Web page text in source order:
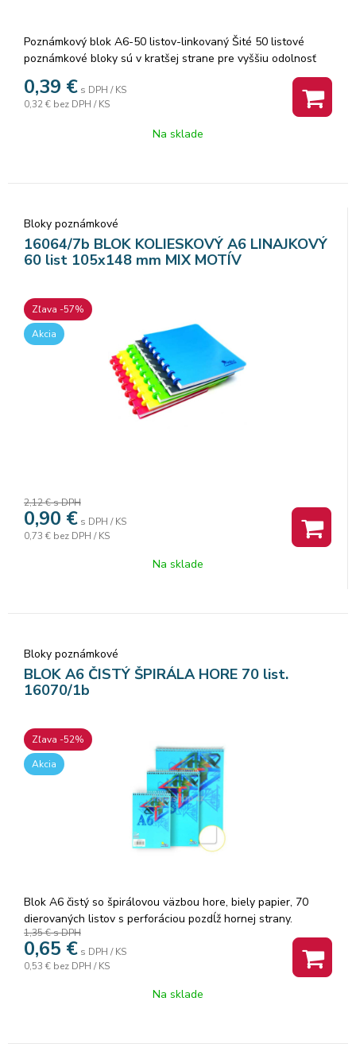
Poznámkový blok A6-50 listov-linkovaný Šité 50 listové
poznámkové bloky sú v kratšej strane pre vyššiu odolnosť
recyklovaného papiera sú pre ľahšie a presné vytrhnutie
perforované. Balenie: 10 ks. Cena za 1 ks.
0,39 € s DPH / KS
0,32 € bez DPH / KS
Na sklade
Bloky poznámkové
16064/7b BLOK KOLIESKOVÝ A6 LINAJKOVÝ
60 list 105x148 mm MIX MOTÍV
Zľava -57%
Akcia
2,12 €s DPH
0,90 € s DPH / KS
0,73 € bez DPH / KS
Na sklade
Bloky poznámkové
BLOK A6 ČISTÝ ŠPIRÁLA HORE 70 list.
16070/1b
Zľava -52%
Akcia
Blok A6 čistý so špirálovou väzbou hore, biely papier, 70
dierovaných listov s perforáciou pozdĺž hornej strany.
1,35 €s DPH
0,65 € s DPH / KS
0,53 € bez DPH / KS
Na sklade